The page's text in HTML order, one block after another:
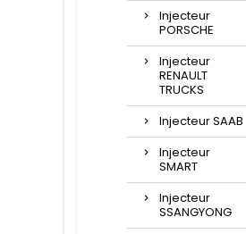
Injecteur
PORSCHE
Injecteur
RENAULT
TRUCKS
Injecteur SAAB
Injecteur
SMART
Injecteur
SSANGYONG